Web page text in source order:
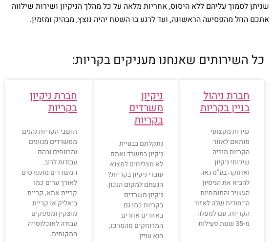
שניתן לסמוך עליהם ללא היסוס, אחריות מלאה על כל מהלך הניקיון ושירות שילווה
אתכם החל מהפסיעה הראשונה, ועד לרגע בו השטח יהיה נוצץ, מבהיק ומזמין.
כל השירותים שאנחנו מעניקים בקריות:
חברת ניהול
בניין בקריות
שירות מקצועי
מותאם לאזור
הקריות מוריה
שירותי ניקיון
ואחזקה בע"מ גאה
להביא את הניסיון
העשיר והמומחיות
הייחודית שלה לאזור
הקריות. עם למעלה
מ-35 שנות פעילות
ניקיון
משרדים
בקריות
נתקלתם בבעיית
ניקיון במשרד ואתם
לא מצליחים למצוא
עובדי ניקיון בקריות?
הגעתם למקום הנכון.
ניקיון משרדים
בקריות כמו גם
באזורים אחרים
המרוחקים מהמרכז,
הוא עניין
חברת ניקיון
בקריות
תושבי הקריות נהנים
ממשרדים מגוונים
ומרווחים ובהם
עבודות לרוב.
המשרדים מתפרסים
לאורך ערים כמו
קריית אתא, קריית
ביאליק או קריית
מוצקין ומספקים
עבודה לאוכלוסייה
המקומית.